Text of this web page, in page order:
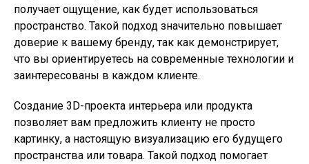
получает ощущение, как будет использоваться
пространство. Такой подход значительно повышает
доверие к вашему бренду, так как демонстрирует,
что вы ориентируетесь на современные технологии и
заинтересованы в каждом клиенте.
Создание 3D-проекта интерьера или продукта
позволяет вам предложить клиенту не просто
картинку, а настоящую визуализацию его будущего
пространства или товара. Такой подход помогает